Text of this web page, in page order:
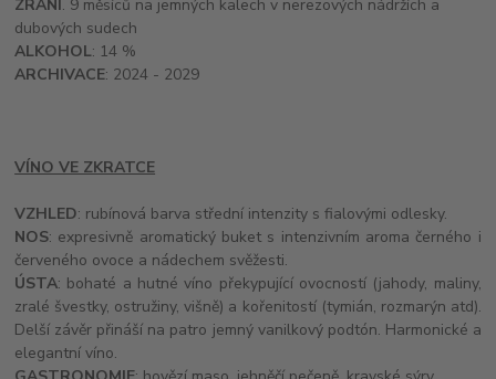
ZRÁNÍ. 9 měsíců na jemných kalech v nerezových nádržích a
dubových sudech
ALKOHOL: 14 %
ARCHIVACE: 2024 - 2029
VÍNO VE ZKRATCE
VZHLED: rubínová barva střední intenzity s fialovými odlesky.
NOS: expresivně aromatický buket s intenzivním aroma černého i
červeného ovoce a nádechem svěžesti.
ÚSTA: bohaté a hutné víno překypující ovocností (jahody, maliny,
zralé švestky, ostružiny, višně) a kořenitostí (tymián, rozmarýn atd).
Delší závěr přináší na patro jemný vanilkový podtón. Harmonické a
elegantní víno.